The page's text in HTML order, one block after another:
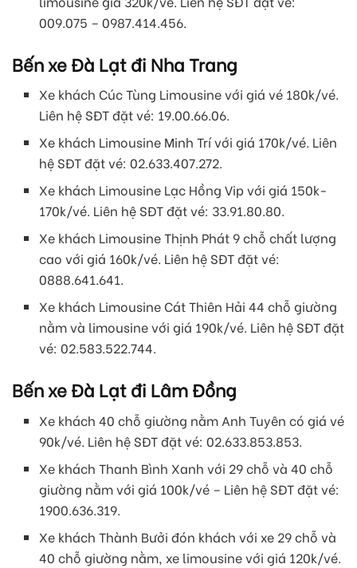
009.075 – 0987.414.456.
Bến xe Đà Lạt đi Nha Trang
Xe khách Cúc Tùng Limousine với giá vé 180k/vé.
Liên hệ SĐT đặt vé: 19.00.66.06.
Xe khách Limousine Minh Trí với giá 170k/vé. Liên
hệ SĐT đặt vé: 02.633.407.272.
Xe khách Limousine Lạc Hồng Vip với giá 150k-
170k/vé. Liên hệ SĐT đặt vé: 33.91.80.80.
Xe khách Limousine Thịnh Phát 9 chỗ chất lượng
cao với giá 160k/vé. Liên hệ SĐT đặt vé:
0888.641.641.
Xe khách Limousine Cát Thiên Hải 44 chỗ giường
nằm và limousine với giá 190k/vé. Liên hệ SĐT đặt
vé: 02.583.522.744.
Bến xe Đà Lạt đi Lâm Đồng
Xe khách 40 chỗ giường nằm Anh Tuyên có giá vé
90k/vé. Liên hệ SĐT đặt vé: 02.633.853.853.
Xe khách Thanh Bình Xanh với 29 chỗ và 40 chỗ
giường nằm với giá 100k/vé – Liên hệ SĐT đặt vé:
1900.636.319.
Xe khách Thành Bưởi đón khách với xe 29 chỗ và
40 chỗ giường nằm, xe limousine với giá 120k/vé.